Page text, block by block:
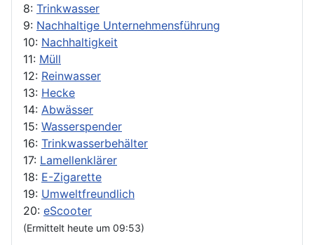
8: Trinkwasser
9: Nachhaltige Unternehmensführung
10: Nachhaltigkeit
11: Müll
12: Reinwasser
13: Hecke
14: Abwässer
15: Wasserspender
16: Trinkwasserbehälter
17: Lamellenklärer
18: E-Zigarette
19: Umweltfreundlich
20: eScooter
(Ermittelt heute um 09:53)